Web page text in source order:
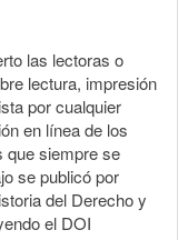
las lectoras o
lectura, impresión
por cualquier
en línea de los
que siempre se
se publicó por
del Derecho y
el DOI